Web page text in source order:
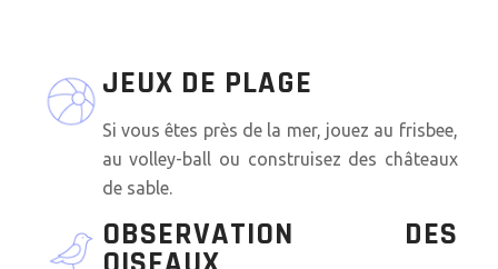
JEUX DE PLAGE
Si vous êtes près de la mer, jouez au frisbee,
au volley-ball ou construisez des châteaux
de sable.
OBSERVATION DES